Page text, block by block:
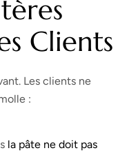
Clients
Les clients ne
:
la pâte ne doit pas